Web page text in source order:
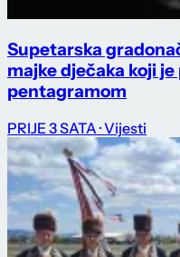
Supetarska
majke dječaka koji
pentagramom
PRIJE 3 SATA · Vijesti